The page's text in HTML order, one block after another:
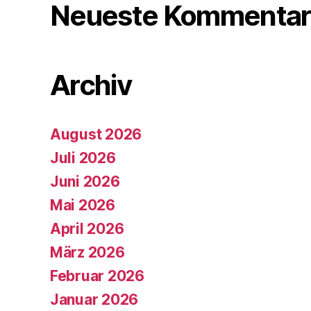
Neueste
Archiv
August 2026
Juli 2026
Juni 2026
Mai 2026
April 2026
März 2026
Februar 2026
Januar 2026